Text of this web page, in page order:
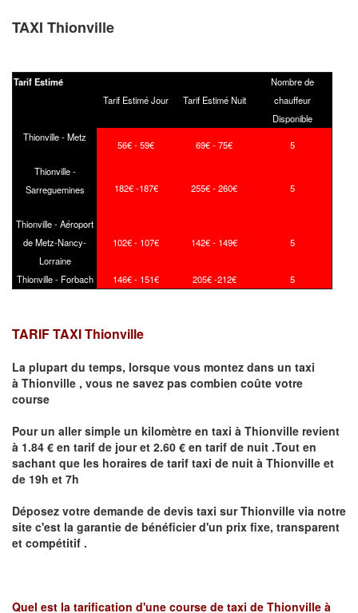
TAXI Thionville
Tarif Estimé
Tarif Estimé Jour
Tarif Estimé Nuit
Nombre de
chauffeur
Disponible
Thionville - Metz
56€ - 59€ 69€ - 75€ 5
Thionville -
Sarreguemines
182€ -187€ 255€ - 260€ 5
Thionville - Aéroport
de Metz-Nancy-
Lorraine
102€ - 107€ 142€ - 149€ 5
Thionville - Forbach 146€ - 151€ 205€ -212€ 5
TARIF TAXI Thionville
La plupart du temps, lorsque vous montez dans un taxi
à Thionville , vous ne savez pas combien coûte votre
course
Pour un aller simple un kilomètre en taxi à Thionville revient
à 1.84 € en tarif de jour et 2.60 € en tarif de nuit .Tout en
sachant que les horaires de tarif taxi de nuit à Thionville et
de 19h et 7h
Déposez votre demande de devis taxi surThionville via notre
site c'est la garantie de bénéficier d'un prix fixe, transparent
et compétitif .
Quel est la tarification d'une course de taxi de Thionville à